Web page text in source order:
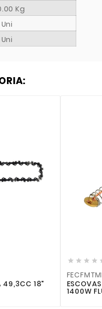
Kg
Uni
Uni
49,3CC 18"
   
1400W